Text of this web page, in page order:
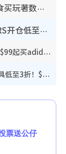
【8月生日优惠2026】全港85大食买玩著数攻略 自助餐/火锅放题同行免费＋诚品/DONKI送现金券
开仓优惠｜铜锣湾MICHAEL KORS开仓低至17折！直击$500起买手袋/钱包/鞋款 必买经典Jet Set系列
开仓优惠｜马拉松开仓低至3折！直击$99起买adidas／New Balance／Puma鞋款 STANLEY保温杯劈价至$119起
厨具优惠｜普乐氏/意美厨/Buffalo厨具低至3折！$89起买煎锅/炒锅/个人锅 同场小家电激减至$99起